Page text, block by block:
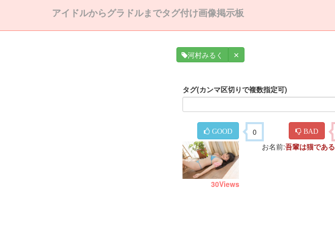
アイドルからグラドルまでタグ付け画像掲示板
河村みるく ✕
タグ(カンマ区切りで複数指定可)
GOOD 0 BAD
30Views
お名前:吾輩は猫である